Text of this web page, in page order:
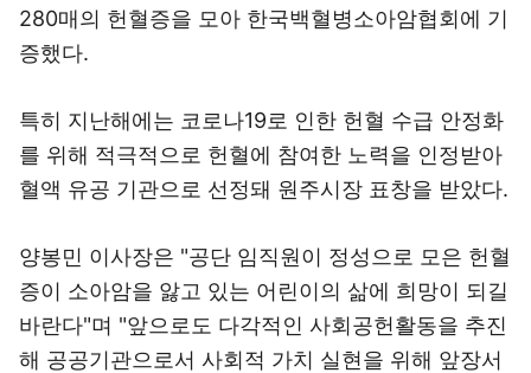
280매의 헌혈증을 모아 한국백혈병소아암협회에 기
증했다.
특히 지난해에는 코로나19로 인한 헌혈 수급 안정화
를 위해 적극적으로 헌혈에 참여한 노력을 인정받아
혈액 유공 기관으로 선정돼 원주시장 표창을 받았다.
양봉민 이사장은 "공단 임직원이 정성으로 모은 헌혈
증이 소아암을 앓고 있는 어린이의 삶에 희망이 되길
바란다"며 "앞으로도 다각적인 사회공헌활동을 추진
해 공공기관으로서 사회적 가치 실현을 위해 앞장서